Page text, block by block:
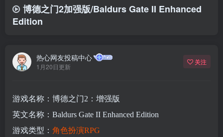
博德之门2加强版/Baldurs Gate II Enhanced
Edition
热心网友投稿中心
1月20日更新
关注
游戏名称：博德之门2：增强版
英文名称：Baldurs Gate II Enhanced Edition
游戏类型： 角色扮演RPG